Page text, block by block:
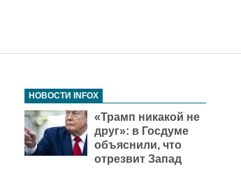
НОВОСТИ INFOX
«Трамп никакой не
друг»: в Госдуме
объяснили, что
отрезвит Запад